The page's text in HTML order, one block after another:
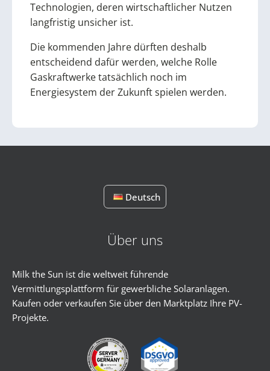
Technologien, deren wirtschaftlicher Nutzen
langfristig unsicher ist.
Die kommenden Jahre dürften deshalb
entscheidend dafür werden, welche Rolle
Gaskraftwerke tatsächlich noch im
Energiesystem der Zukunft spielen werden.
Deutsch
Über uns
Milk the Sun ist die weltweit führende
Vermittlungsplattform für gewerbliche Solaranlagen.
Kaufen oder verkaufen Sie über den Marktplatz Ihre PV-
Projekte.